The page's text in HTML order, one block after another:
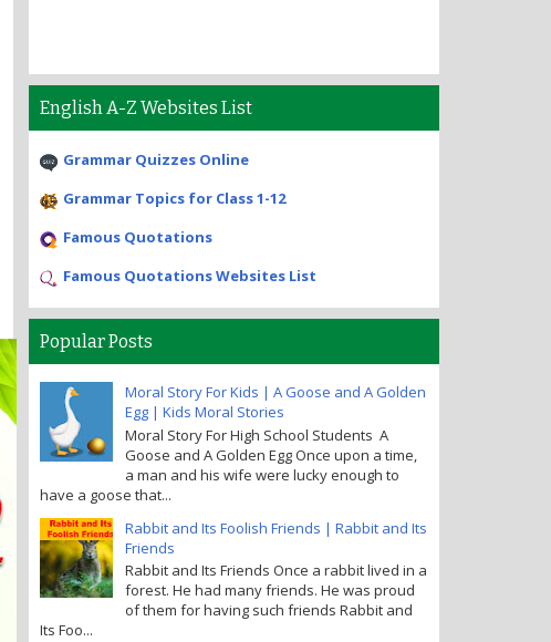
English A-Z Websites List
Grammar Quizzes Online
Grammar Topics for Class 1-12
Famous Quotations
Famous Quotations Websites List
Popular Posts
Moral Story For Kids | A Goose and A Golden
Egg | Kids Moral Stories
Moral Story For High School Students A
Goose and A Golden Egg Once upon a time,
a man and his wife were lucky enough to
have a goose that...
Rabbit and Its Foolish Friends | Rabbit and Its
Friends
Rabbit and Its Friends Once a rabbit lived in a
forest. He had many friends. He was proud
of them for having such friends Rabbit and
Its Foo...